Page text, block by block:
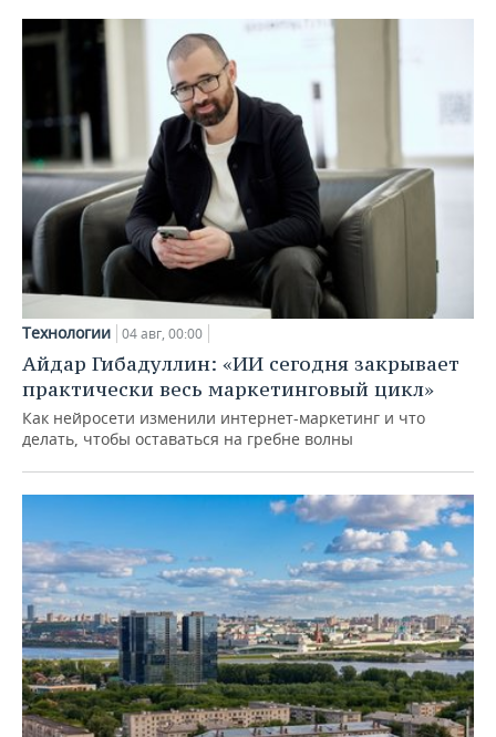
Технологии 04 авг, 00:00
Айдар Гибадуллин: «ИИ сегодня закрывает
практически весь маркетинговый цикл»
Как нейросети изменили интернет-маркетинг и что
делать, чтобы оставаться на гребне волны